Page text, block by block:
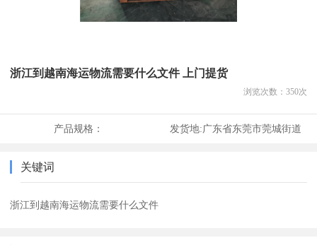
浙江到越南海运物流需要什么文件 上门提货
浏览次数： 350次
产品规格： 发货地:广东省东莞市莞城街道
关键词
浙江到越南海运物流需要什么文件